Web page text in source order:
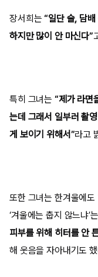
장서희는 “일단 술, 담
하지만 많이 안 마신다”
특히 그녀는 “제가 라면
는데 그래서 일부러 촬
게 보이기 위해서”라고
또한 그녀는 한겨울에
‘겨울에는 춥지 않느냐
피부를 위해 히터를 안
해 웃음을 자아내기도